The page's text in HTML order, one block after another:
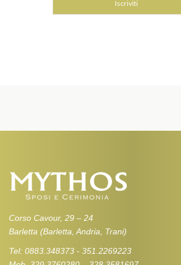
Corso Cavour, 29 – 24
Barletta (Barletta, Andria, Trani)
Tel: 0883.348373 - 351.2269223